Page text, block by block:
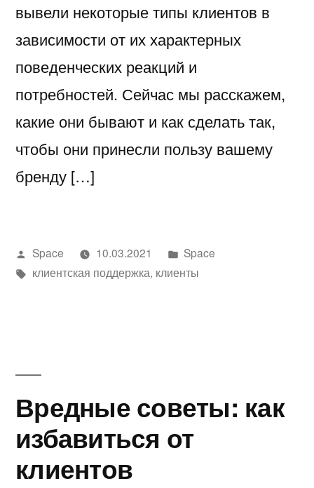
вывели некоторые типы клиентов в
зависимости от их характерных
поведенческих реакций и
потребностей. Сейчас мы расскажем,
какие они бывают и как сделать так,
чтобы они принесли пользу вашему
бренду […]
Написано
автором
Space 10.03.2021
Написано
в
Space
Метки:
клиентская поддержка, клиенты
Вредные советы: как
избавиться от
клиентов